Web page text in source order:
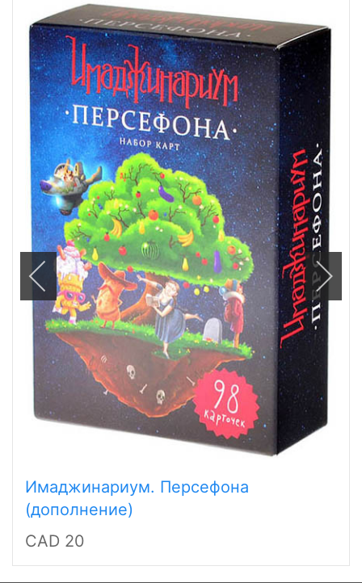
Имаджинариум. Персефона
(дополнение)
CAD 20